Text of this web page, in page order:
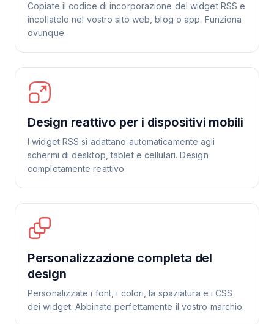
Copiate il codice di incorporazione del widget RSS e
incollatelo nel vostro sito web, blog o app. Funziona
ovunque.
Design reattivo per i dispositivi mobili
I widget RSS si adattano automaticamente agli
schermi di desktop, tablet e cellulari. Design
completamente reattivo.
Personalizzazione completa del
design
Personalizzate i font, i colori, la spaziatura e i CSS
dei widget. Abbinate perfettamente il vostro marchio.